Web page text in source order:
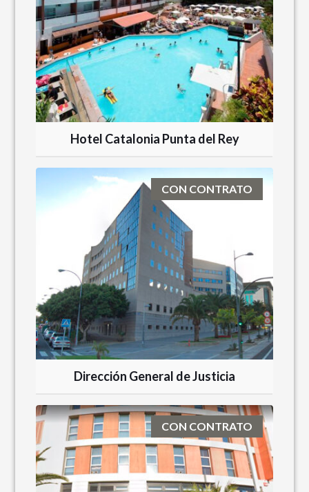
Hotel Catalonia Punta del Rey
CON CONTRATO
Dirección General de Justicia
CON CONTRATO